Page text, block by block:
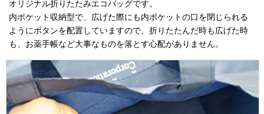
オリジナル折りたたみエコバッグです。
内ポケット収納型で、広げた際にも内ポケットの口を閉じられる
ようにボタンを配置していますので、折りたたんだ時も広げた時
も、お薬手帳など大事なものを落とす心配がありません。